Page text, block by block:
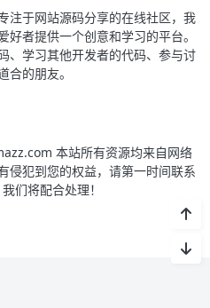
注于网站源码分享的在线社区，我
者提供一个创意和学习的平台。
、学习其他开发者的代码、参与讨
的朋友。
本站所有资源均来自网络
侵犯到您的权益，请第一时间联系
们将配合处理！